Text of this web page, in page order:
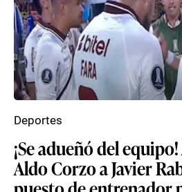
¡Se adueñó del equipo!
Aldo Corzo a Javier
Deportes